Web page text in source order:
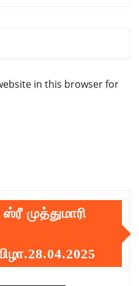
in this browser for
முத்துமாரி